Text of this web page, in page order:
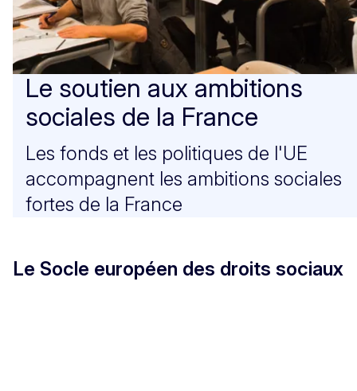
Le soutien aux ambitions
sociales de la France
Les fonds et les politiques de l'UE
accompagnent les ambitions sociales
fortes de la France
Le Socle européen des droits sociaux